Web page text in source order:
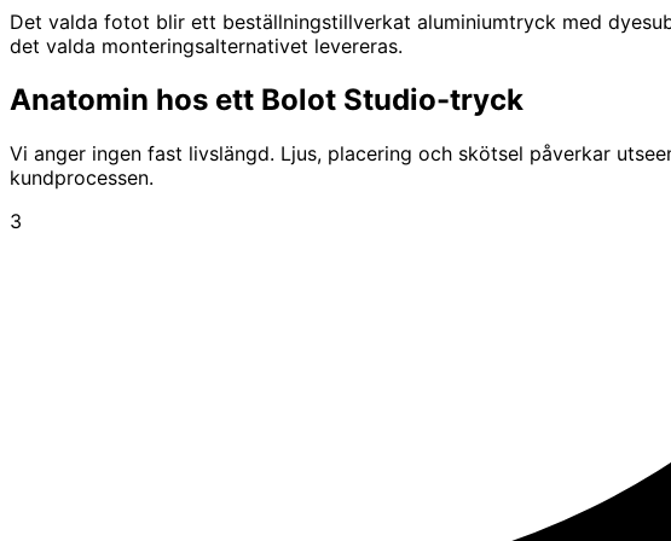
Det valda fotot blir ett beställningstillverkat aluminiumtryck med
det valda monteringsalternativet levereras.
Foto och beskärning förbereds för valt format och finish. Därefter
Senast uppdaterad: juli 2026
Anatomin hos ett Bolot Studio-tryck
Vi anger ingen fast livslängd. Ljus, placering och skötsel påverkar
kundprocessen.
3